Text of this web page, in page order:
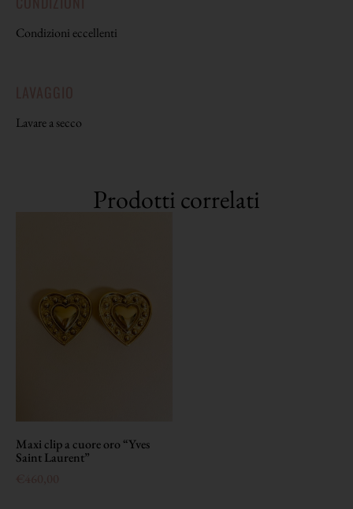
Condizioni eccellenti
Lavare a secco
Prodotti correlati
Maxi clip a cuore oro “Yves
Saint Laurent”